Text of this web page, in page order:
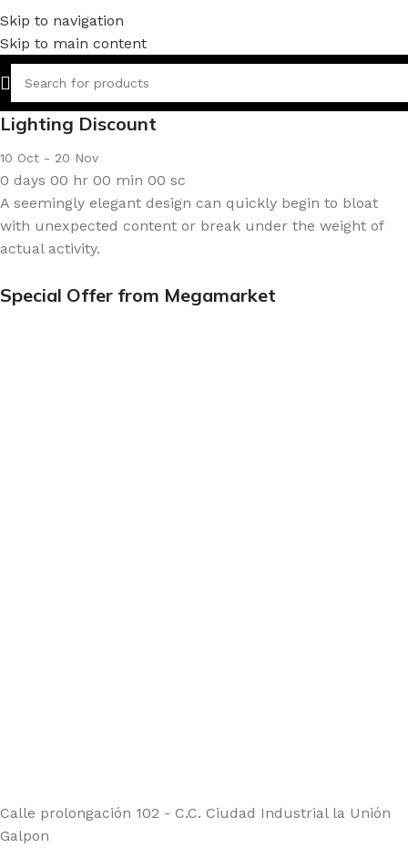
Skip to navigation
Skip to main content
Lighting Discount
10 Oct - 20 Nov
0 days 00 hr 00 min 00 sc
A seemingly elegant design can quickly begin to bloat
with unexpected content or break under the weight of
actual activity.
Special Offer from Megamarket
Calle prolongación 102 - C.C. Ciudad Industrial la Unión
Galpon